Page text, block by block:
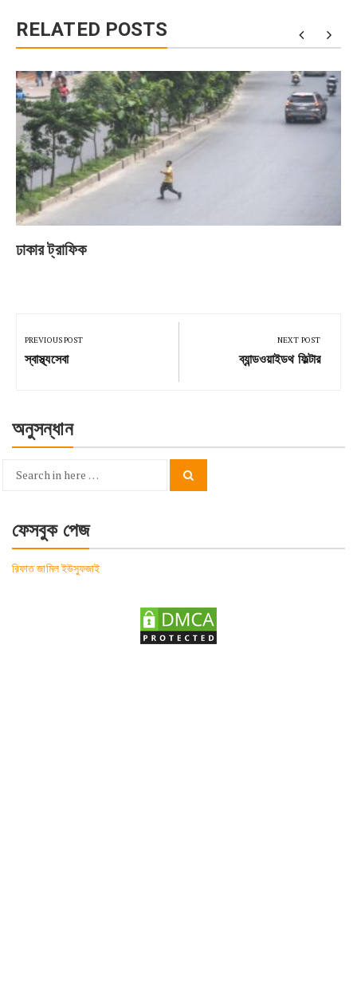
RELATED POSTS
ঢাকার ট্রাফিক
navigation
PREVIOUS POST
Previous
স্বাস্থ্যসেবা
NEXT POST
Next
ব্যান্ডওয়াইডথ ফিল্টার
অনুসন্ধান
Search
ফেসবুক পেজ
রিফাত জামিল ইউসুফজাই